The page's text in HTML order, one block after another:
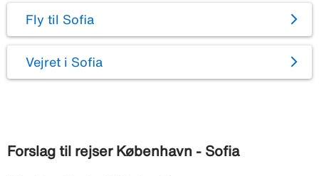
Fly til Sofia
Vejret i Sofia
Forslag til rejser København - Sofia